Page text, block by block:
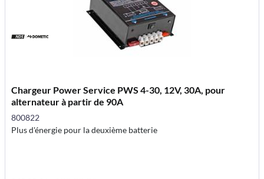
Chargeur Power Service PWS 4-30, 12V, 30A, pour
alternateur à partir de 90A
800822
Plus d'énergie pour la deuxième batterie